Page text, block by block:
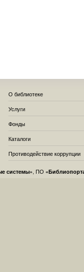
О библиотеке
Услуги
Фонды
Каталоги
Противодействие коррупции
системы» , ПО